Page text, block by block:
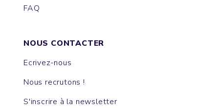
FAQ
NOUS CONTACTER
Ecrivez-nous
Nous recrutons !
S'inscrire à la newsletter